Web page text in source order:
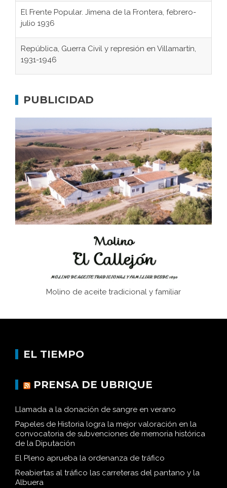
El Frente Popular. Jimena de la Frontera, febrero-
julio 1936
República, Guerra Civil y represión en Villamartín,
1931-1946
concentración nazis
Bornos
El Frente Popular. Ubrique, febrero-julio 1936
Juntar las letras. La alfabetización en el campo: del
afán de saber a la autogestión
Historia y vivencias del poblado de Los Hurones
PUBLICIDAD
Molino de aceite tradicional y familiar
EL TIEMPO
PRENSA DE UBRIQUE
Llamada a la donación de sangre en verano
Papeles de Historia logra la mejor valoración en la
convocatoria de subvenciones de memoria histórica
de la Diputación
El Pleno aprueba la ordenanza de tráfico
Reabiertas al tráfico las carreteras del pantano y la
Albuera